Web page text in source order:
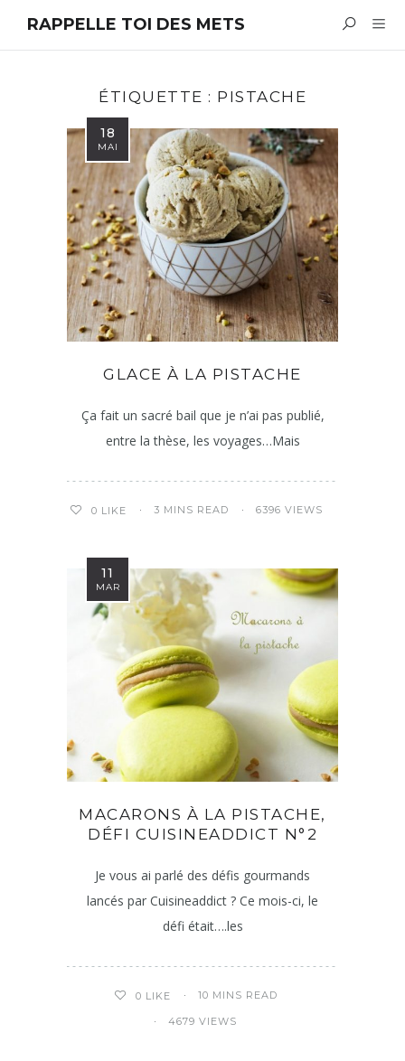
RAPPELLE TOI DES METS
ÉTIQUETTE : PISTACHE
18
MAI
GLACE À LA PISTACHE
Ça fait un sacré bail que je n’ai pas publié,
entre la thèse, les voyages…Mais
0 LIKE 3 MINS READ 6396 VIEWS
11
MAR
MACARONS À LA PISTACHE,
DÉFI CUISINEADDICT N°2
Je vous ai parlé des défis gourmands
lancés par Cuisineaddict ? Ce mois-ci, le
défi était….les
0 LIKE 10 MINS READ
4679 VIEWS